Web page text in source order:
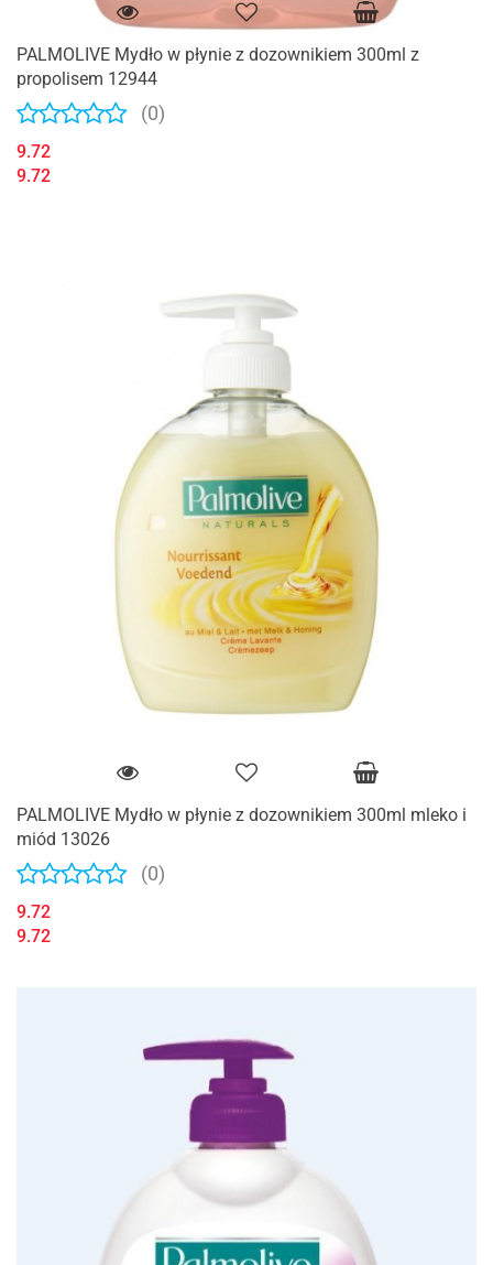
PALMOLIVE Mydło w płynie z dozownikiem 300ml z
propolisem 12944
(0)
9.72
9.72
PALMOLIVE Mydło w płynie z dozownikiem 300ml mleko i
miód 13026
(0)
9.72
9.72